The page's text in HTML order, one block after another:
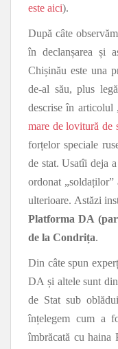
este aici).
După câte
în declanșarea și
Chișinău este una
de-al său, plus
descrise în articolul
mare de lovitură de
forțelor speciale
de stat. Usatîi deja
ordonat „soldaților”
ulterioare. Astăzi
Platforma DA
de la Condrița.
Din câte spun
DA și altele sunt
de Stat sub
înțelegem cum a
îmbrăcată cu